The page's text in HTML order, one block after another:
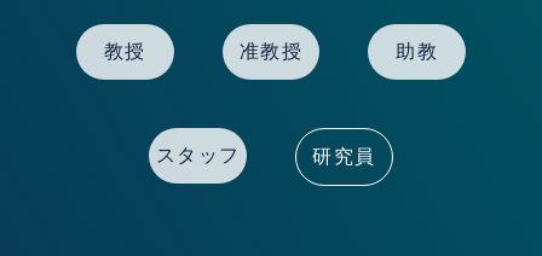
INFORMATION
NEWS
教授 准教授 助教
スタッフ 研究員